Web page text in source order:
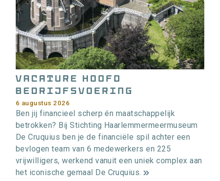
Vacature Hoofd
bedrijfsvoering
6 augustus 2026
Ben jij financieel scherp én maatschappelijk
betrokken? Bij Stichting Haarlemmermeermuseum
De Cruquius ben je de financiële spil achter een
bevlogen team van 6 medewerkers en 225
vrijwilligers, werkend vanuit een uniek complex aan
het iconische gemaal De Cruquius.